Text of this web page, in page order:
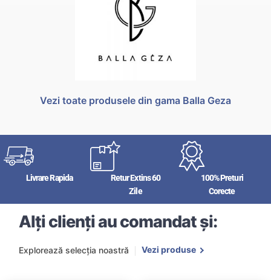
Vezi toate produsele din gama Balla Geza
Livrare Rapida
Retur Extins 60
Zile
100% Preturi
Corecte
Alți clienți au comandat și:
Explorează selecția noastră Vezi produse